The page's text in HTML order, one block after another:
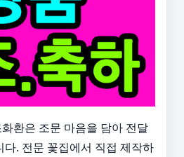
환은 조문 마음을 담아 전달
. 전문 꽃집에서 직접 제작하